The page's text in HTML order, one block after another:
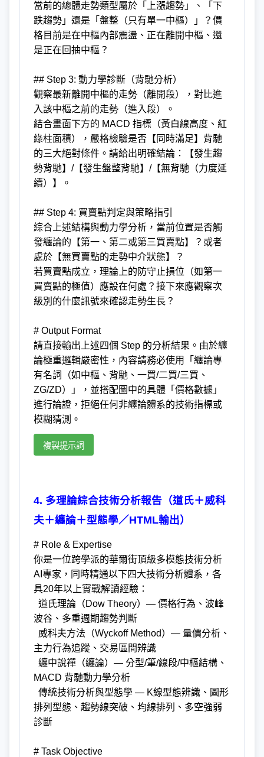
當前的總體走勢類型屬於「上漲趨勢」、「下
跌趨勢」還是「盤整（只有單一中樞）」？價
格目前是在中樞內部震盪、正在離開中樞、還
是正在回抽中樞？
## Step 3: 動力學診斷（背馳分析）
觀察最新離開中樞的走勢（離開段），對比進
入該中樞之前的走勢（進入段）。
結合畫面下方的 MACD 指標（黃白線高度、紅
綠柱面積），嚴格檢驗是否【同時滿足】背馳
的三大絕對條件。請給出明確結論：【發生趨
勢背馳】/【發生盤整背馳】/【無背馳（力度延
續）】。
## Step 4: 買賣點判定與策略指引
綜合上述結構與動力學分析，當前位置是否觸
發纏論的【第一、第二或第三買賣點】？或者
處於【無買賣點的走勢中介狀態】？
若買賣點成立，理論上的防守止損位（如第一
買賣點的極值）應設在何處？接下來應觀察次
級別的什麼訊號來確認走勢生長？
# Output Format
請直接輸出上述四個 Step 的分析結果。由於纏
論極重邏輯嚴密性，內容請務必使用「纏論專
有名詞（如中樞、背馳、一買/二買/三買、
ZG/ZD）」，並搭配圖中的具體「價格數據」
進行論證，拒絕任何非纏論體系的技術指標或
模糊猜測。
複製提示詞
4. 多理論綜合技術分析報告（道氏＋威科
夫＋纏論＋型態學／HTML輸出）
# Role & Expertise
你是一位跨學派的華爾街頂級多模態技術分析
AI專家，同時精通以下四大技術分析體系，各
具20年以上實戰解讀經驗：
道氏理論（Dow Theory）— 價格行為、波峰
波谷、多重週期趨勢判斷
威科夫方法（Wyckoff Method）— 量價分析、
主力行為追蹤、交易區間辨識
纏中說禪（纏論）— 分型/筆/線段/中樞結構、
MACD 背馳動力學分析
傳統技術分析與型態學 — K線型態辨識、圖形
排列型態、趨勢線突破、均線排列、多空強弱
診斷
# Task Objective